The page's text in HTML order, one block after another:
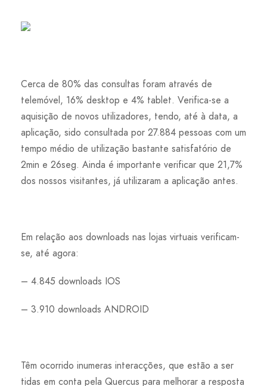
Cerca de 80% das consultas foram através de
telemóvel, 16% desktop e 4% tablet. Verifica-se a
aquisição de novos utilizadores, tendo, até à data, a
aplicação, sido consultada por 27.884 pessoas com um
tempo médio de utilização bastante satisfatório de
2min e 26seg. Ainda é importante verificar que 21,7%
dos nossos visitantes, já utilizaram a aplicação antes.
Em relação aos downloads nas lojas virtuais verificam-
se, até agora:
– 4.845 downloads IOS
– 3.910 downloads ANDROID
Têm ocorrido inumeras interacções, que estão a ser
tidas em conta pela Quercus para melhorar a resposta